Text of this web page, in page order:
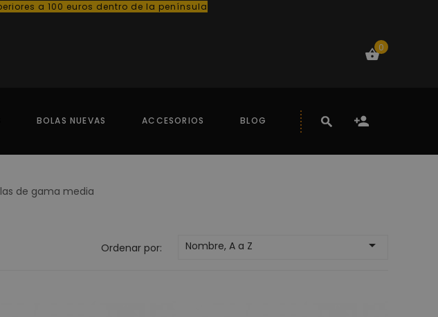
a 100 euros dentro de la península
0
BOLAS NUEVAS ACCESORIOS BLOG
de gama media
Ordenar por: Nombre, A a Z 